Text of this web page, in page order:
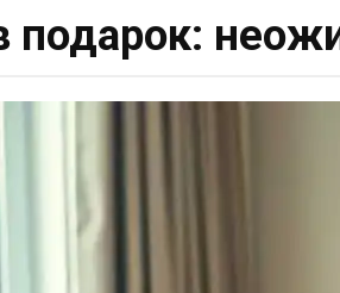
подарок: